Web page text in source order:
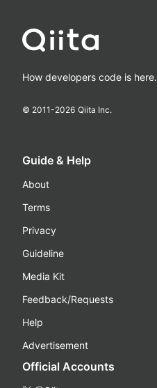
How developers code is here.
© 2011-2026 Qiita Inc.
Guide & Help
About
Terms
Privacy
Guideline
Media Kit
Feedback/Requests
Help
Advertisement
Official Accounts